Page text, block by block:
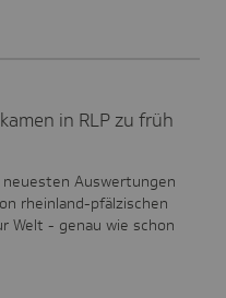
in RLP zu früh
neuesten Auswertungen
rheinland-pfälzischen
Welt - genau wie schon